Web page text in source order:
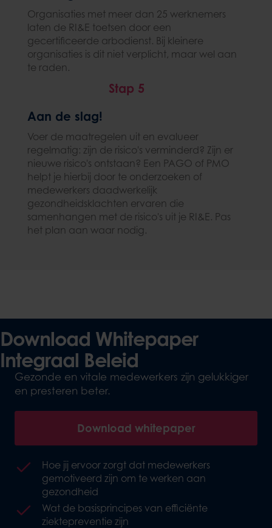
Organisaties met meer dan 25 werknemers
laten de RI&E toetsen door een
gecertificeerde arbodienst. Bij kleinere
organisaties is dit niet verplicht, maar wel aan
te raden.
Stap 5
Aan de slag!
Voer de maatregelen uit en evalueer
regelmatig: zijn de risico's verminderd? Zijn er
nieuwe risico's ontstaan? Een PAGO of PMO
helpt je hierbij door te onderzoeken of
medewerkers daadwerkelijk
gezondheidsklachten ervaren die
samenhangen met de risico's uit je RI&E. Pas
het plan aan waar nodig.
Download Whitepaper
Integraal Beleid
Gezonde en vitale medewerkers zijn gelukkiger
en presteren beter.
Download whitepaper
Hoe jij ervoor zorgt dat medewerkers
gemotiveerd zijn om te werken aan
gezondheid
Wat de basisprincipes van efficiënte
ziektepreventie zijn